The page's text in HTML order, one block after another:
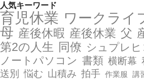
人気キーワード
育児休業 ワークライ
母 産後休暇 産後休業 父
第2の人生 同僚 シュプレ
ノートパソコン 書類 横断幕
送別
悩む 山積み 拍手 作業服 講